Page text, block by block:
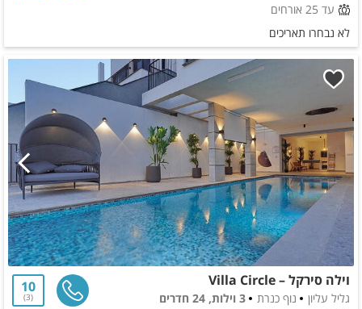
עד 25 אורחים
לא נבחרו תאריכים
וילה סירקל – Villa Circle
גליל עליון נוף כנרת
3 וילות, 24 חדרים
10
3